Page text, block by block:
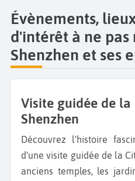
Évènements,
d'intérêt à ne pas
Shenzhen et ses
Visite guidée de la cité interdite de
Shenzhen
Découvrez l'histoire fascinante de Shenzhen lors
d'une visite guidée de la
anciens temples, les